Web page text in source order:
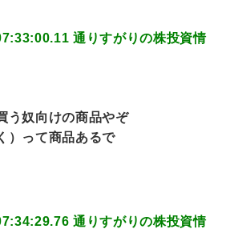
通りすがりの株投資情
う奴向けの商品やぞ
）って商品あるで
通りすがりの株投資情